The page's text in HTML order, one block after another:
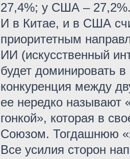
27,4%; у США –
И в Китае, и в США
приоритетным
ИИ (искусственный
будет доминировать
конкуренция между
ее нередко называют
гонкой», которая в
Союзом. Тогдашнюю
Все усилия сторон